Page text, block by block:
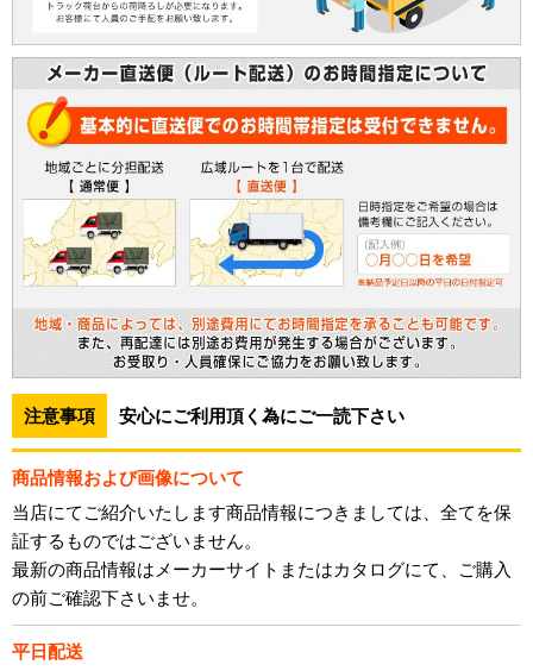
注意事項 安心にご利用頂く為にご一読下さい
商品情報および画像について
当店にてご紹介いたします商品情報につきましては、全てを保
証するものではございません。
最新の商品情報はメーカーサイトまたはカタログにて、ご購入
の前ご確認下さいませ。
平日配送